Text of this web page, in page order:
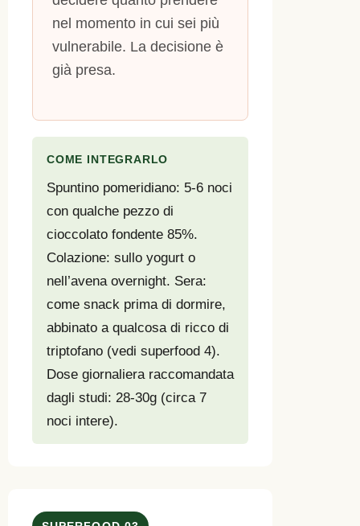
nel momento in cui sei più
vulnerabile. La decisione è
già presa.
COME INTEGRARLO
Spuntino pomeridiano: 5-6 noci
con qualche pezzo di
cioccolato fondente 85%.
Colazione: sullo yogurt o
nell’avena overnight. Sera:
come snack prima di dormire,
abbinato a qualcosa di ricco di
triptofano (vedi superfood 4).
Dose giornaliera raccomandata
dagli studi: 28-30g (circa 7
noci intere).